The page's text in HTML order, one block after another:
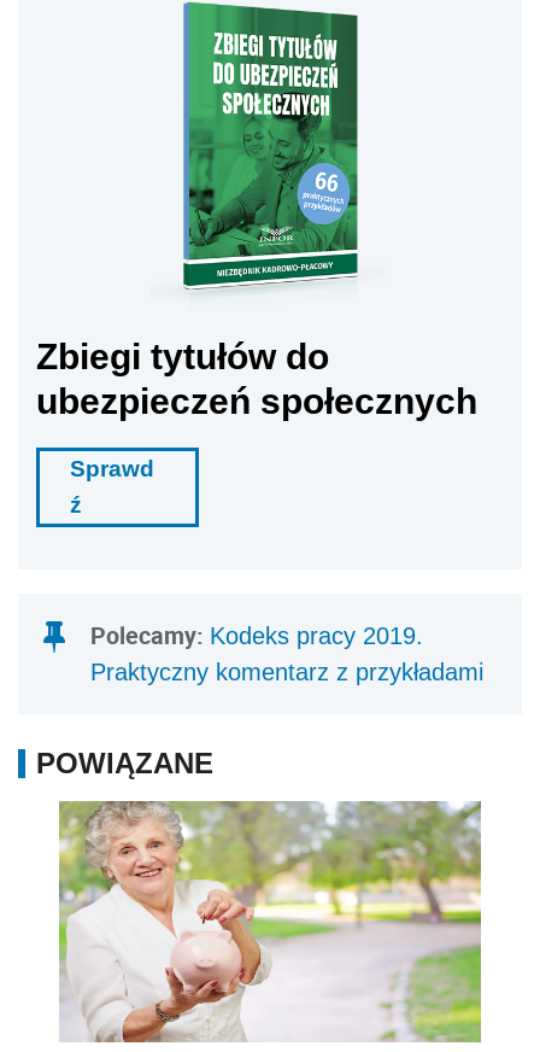
Zbiegi tytułów do
ubezpieczeń społecznych
Sprawd
ź
Polecamy: Kodeks pracy 2019.
Praktyczny komentarz z przykładami
POWIĄZANE